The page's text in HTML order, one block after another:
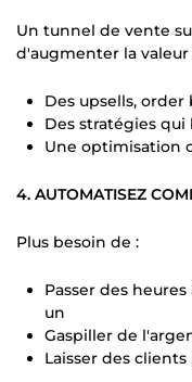
Un tunnel de vente
d'augmenter la
Des upsells,
Des stratégies
Une optimisation
4. AUTOMATISEZ
Plus besoin de :
Passer des
un
Gaspiller de
Laisser des